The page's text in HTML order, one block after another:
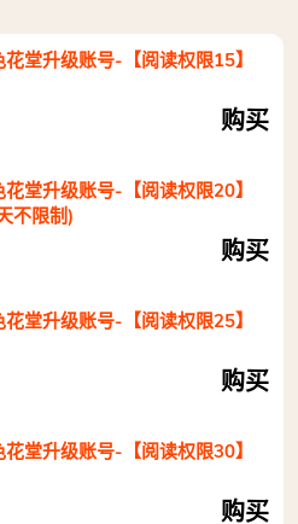
堂升级账号-【阅读权限15】
购买
堂升级账号-【阅读权限20】
不限制)
购买
堂升级账号-【阅读权限25】
购买
堂升级账号-【阅读权限30】
购买